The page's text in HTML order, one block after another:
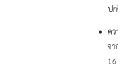
ป
ค
จ